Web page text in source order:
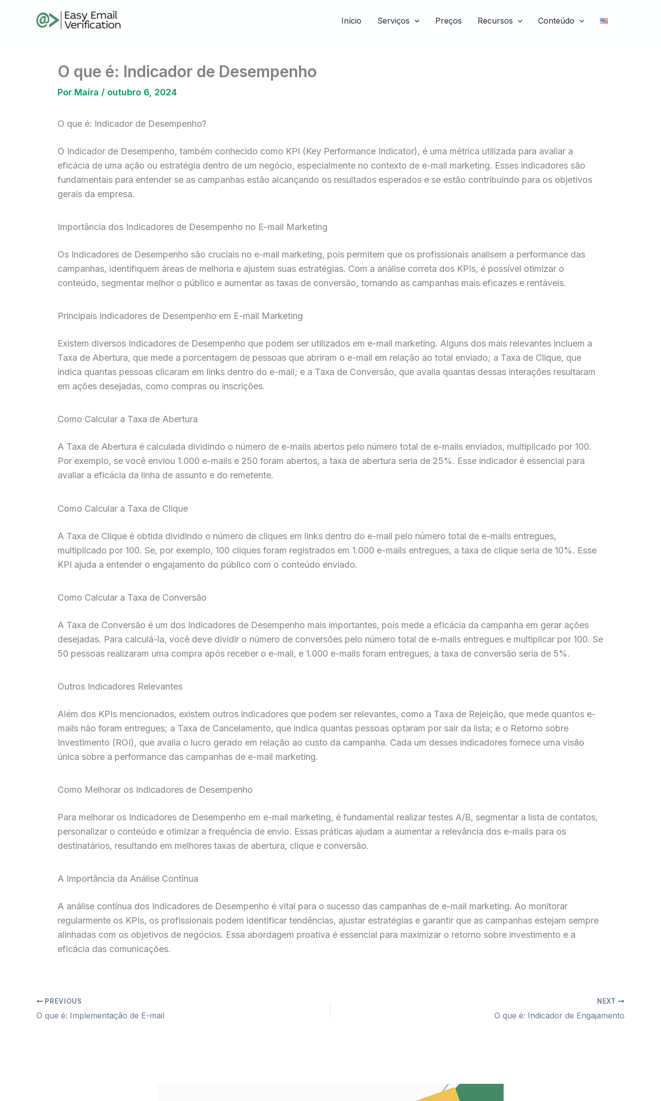
Início Serviços Preços Recursos Conteúdo
O que é: Indicador de Desempenho
Por Maíra / outubro 6, 2024
O que é: Indicador de Desempenho?
O Indicador de Desempenho, também conhecido como KPI (Key Performance Indicator), é uma métrica utilizada para avaliar a
eficácia de uma ação ou estratégia dentro de um negócio, especialmente no contexto de e-mail marketing. Esses indicadores são
fundamentais para entender se as campanhas estão alcançando os resultados esperados e se estão contribuindo para os objetivos
gerais da empresa.
Importância dos Indicadores de Desempenho no E-mail Marketing
Os Indicadores de Desempenho são cruciais no e-mail marketing, pois permitem que os profissionais analisem a performance das
campanhas, identifiquem áreas de melhoria e ajustem suas estratégias. Com a análise correta dos KPIs, é possível otimizar o
conteúdo, segmentar melhor o público e aumentar as taxas de conversão, tornando as campanhas mais eficazes e rentáveis.
Principais Indicadores de Desempenho em E-mail Marketing
Existem diversos Indicadores de Desempenho que podem ser utilizados em e-mail marketing. Alguns dos mais relevantes incluem a
Taxa de Abertura, que mede a porcentagem de pessoas que abriram o e-mail em relação ao total enviado; a Taxa de Clique, que
indica quantas pessoas clicaram em links dentro do e-mail; e a Taxa de Conversão, que avalia quantas dessas interações resultaram
em ações desejadas, como compras ou inscrições.
Como Calcular a Taxa de Abertura
A Taxa de Abertura é calculada dividindo o número de e-mails abertos pelo número total de e-mails enviados, multiplicado por 100.
Por exemplo, se você enviou 1.000 e-mails e 250 foram abertos, a taxa de abertura seria de 25%. Esse indicador é essencial para
avaliar a eficácia da linha de assunto e do remetente.
Como Calcular a Taxa de Clique
A Taxa de Clique é obtida dividindo o número de cliques em links dentro do e-mail pelo número total de e-mails entregues,
multiplicado por 100. Se, por exemplo, 100 cliques foram registrados em 1.000 e-mails entregues, a taxa de clique seria de 10%. Esse
KPI ajuda a entender o engajamento do público com o conteúdo enviado.
Como Calcular a Taxa de Conversão
A Taxa de Conversão é um dos Indicadores de Desempenho mais importantes, pois mede a eficácia da campanha em gerar ações
desejadas. Para calculá-la, você deve dividir o número de conversões pelo número total de e-mails entregues e multiplicar por 100. Se
50 pessoas realizaram uma compra após receber o e-mail, e 1.000 e-mails foram entregues, a taxa de conversão seria de 5%.
Outros Indicadores Relevantes
Além dos KPIs mencionados, existem outros indicadores que podem ser relevantes, como a Taxa de Rejeição, que mede quantos e-
mails não foram entregues; a Taxa de Cancelamento, que indica quantas pessoas optaram por sair da lista; e o Retorno sobre
Investimento (ROI), que avalia o lucro gerado em relação ao custo da campanha. Cada um desses indicadores fornece uma visão
única sobre a performance das campanhas de e-mail marketing.
Como Melhorar os Indicadores de Desempenho
Para melhorar os Indicadores de Desempenho em e-mail marketing, é fundamental realizar testes A/B, segmentar a lista de contatos,
personalizar o conteúdo e otimizar a frequência de envio. Essas práticas ajudam a aumentar a relevância dos e-mails para os
destinatários, resultando em melhores taxas de abertura, clique e conversão.
A Importância da Análise Contínua
A análise contínua dos Indicadores de Desempenho é vital para o sucesso das campanhas de e-mail marketing. Ao monitorar
regularmente os KPIs, os profissionais podem identificar tendências, ajustar estratégias e garantir que as campanhas estejam sempre
alinhadas com os objetivos de negócios. Essa abordagem proativa é essencial para maximizar o retorno sobre investimento e a
eficácia das comunicações.
PREVIOUS
O que é: Implementação de E-mail
NEXT
O que é: Indicador de Engajamento